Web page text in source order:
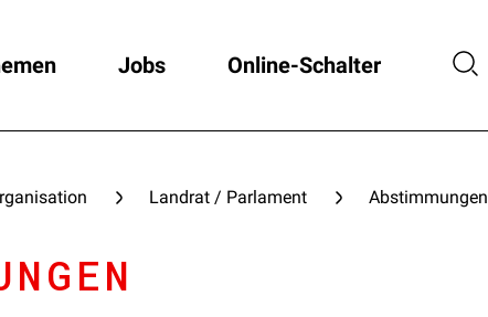
Jobs Online-Schalter
Landrat / Parlament Abstimmungen